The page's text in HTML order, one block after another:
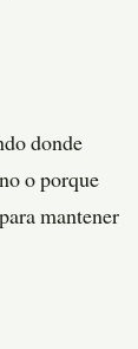
donde
o porque
mantener